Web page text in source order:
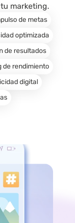
marketing.
de metas
optimizada
de resultados
de rendimiento
digital